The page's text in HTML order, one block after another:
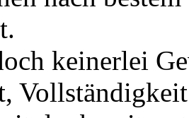
keinerlei